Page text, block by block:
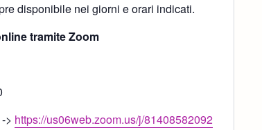
disponibile nei giorni e orari indicati.
tramite Zoom
> https://us06web.zoom.us/j/81408582092